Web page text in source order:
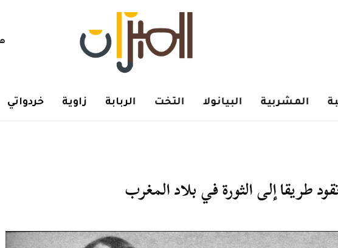
المشربية البيانولا التخت الربابة زاوية خردواتي
طريقا إلى الثورة في بلاد المغرب